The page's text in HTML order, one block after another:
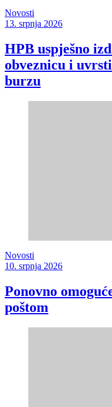
Novosti
13. srpnja 2026
HPB uspješno
obveznicu i
burzu
Novosti
10. srpnja 2026
Ponovno
poštom